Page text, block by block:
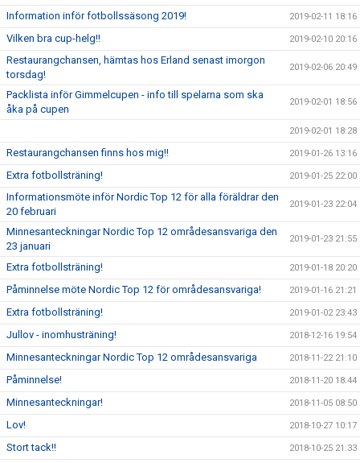
Information inför fotbollssäsong 2019! 2019-02-11 18:16
Vilken bra cup-helg!! 2019-02-10 20:16
Restaurangchansen, hämtas hos Erland senast imorgon
torsdag!
2019-02-06 20:49
Packlista inför Gimmelcupen - info till spelarna som ska
åka på cupen
2019-02-01 18:56
2019-02-01 18:28
Restaurangchansen finns hos mig!! 2019-01-26 13:16
Extra fotbollsträning! 2019-01-25 22:00
Informationsmöte inför Nordic Top 12 för alla föräldrar den
20 februari
2019-01-23 22:04
Minnesanteckningar Nordic Top 12 områdesansvariga den
23 januari
2019-01-23 21:55
Extra fotbollsträning! 2019-01-18 20:20
Påminnelse möte Nordic Top 12 för områdesansvariga! 2019-01-16 21:21
Extra fotbollsträning! 2019-01-02 23:43
Jullov - inomhusträning! 2018-12-16 19:54
Minnesanteckningar Nordic Top 12 områdesansvariga 2018-11-22 21:10
Påminnelse! 2018-11-20 18:44
Minnesanteckningar! 2018-11-05 08:50
Lov! 2018-10-27 10:17
Stort tack!! 2018-10-25 21:33